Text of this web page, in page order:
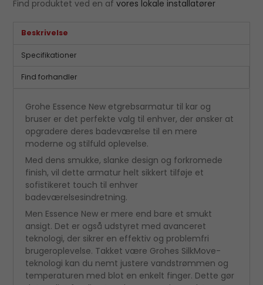
Find produktet ved en afvores lokale installatører
Beskrivelse
Specifikationer
Find forhandler
Grohe Essence New etgrebsarmatur til kar og
bruser er det perfekte valg til enhver, der ønsker at
opgradere deres badeværelse til en mere
moderne og stilfuld oplevelse.
Med dens smukke, slanke design og forkromede
finish, vil dette armatur helt sikkert tilføje et
sofistikeret touch til enhver
badeværelsesindretning.
Men Essence New er mere end bare et smukt
ansigt. Det er også udstyret med avanceret
teknologi, der sikrer en effektiv og problemfri
brugeroplevelse. Takket være Grohes SilkMove-
teknologi kan du nemt justere vandstrømmen og
temperaturen med blot en enkelt finger. Dette gør